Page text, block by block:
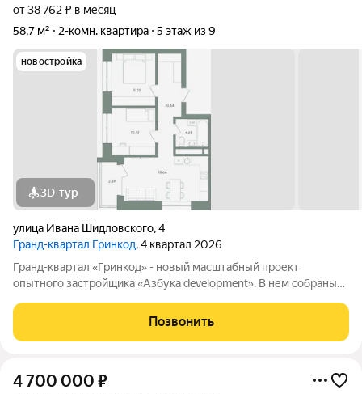
от 38 762 ₽ в месяц
58,7 м²
2-комн. квартира 5 этаж из 9
новостройка
3D-тур
улица Ивана Шидловского,4
Гранд-квартал Гринкод, 4 квартал 2026
Гранд-квартал «Гринкод» - новый масштабный проект
опытного застройщика «Азбука development». В нем собраны
чтобы создать среду для счастливой семейной жизни. Квартал
расположен в 44 микрорайоне
Позвонить
4 700 000 ₽